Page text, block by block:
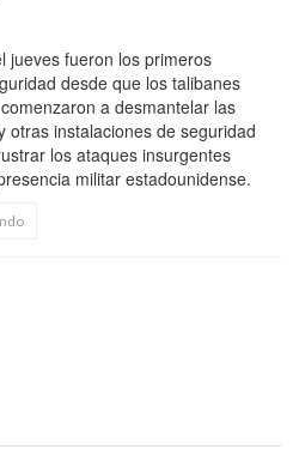
jueves fueron los primeros
desde que los talibanes
a desmantelar las
otras instalaciones de seguridad
los ataques insurgentes
militar estadounidense.